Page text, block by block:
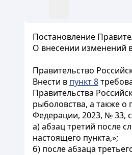
Постановление
О внесении изменений
Правительство
Внести в пункт 8
Правительства
рыболовства, а также о
Федерации, 2023, № 33,
а) абзац третий после
настоящего пункта,»;
б) после абзаца